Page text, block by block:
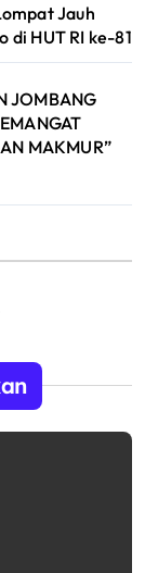
Jauh
di HUT RI ke-81
JOMBANG
MAKMUR”